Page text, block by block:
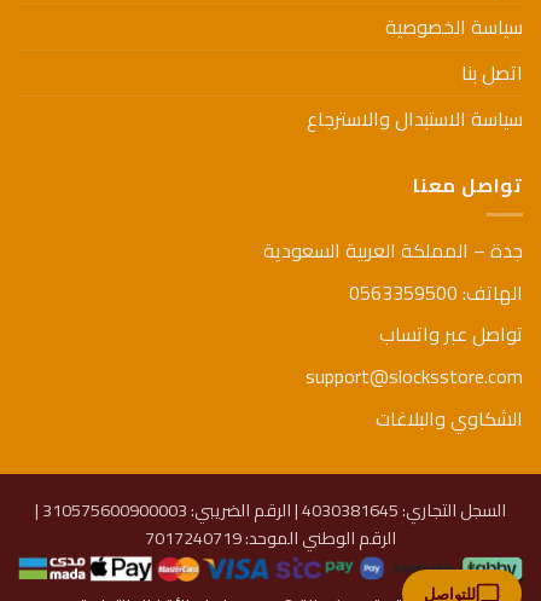
سياسة الخصوصية
اتصل بنا
سياسة الاستبدال والاسترجاع
تواصل معنا
جدة – المملكة العربية السعودية
الهاتف: 0563359500
تواصل عبر واتساب
support@slocksstore.com
الشكاوي والبلاغات
السجل التجاري: 4030381645 | الرقم الضريبي: 310575600900003 |
الرقم الوطني الموحد: 7017240719
للتواصل